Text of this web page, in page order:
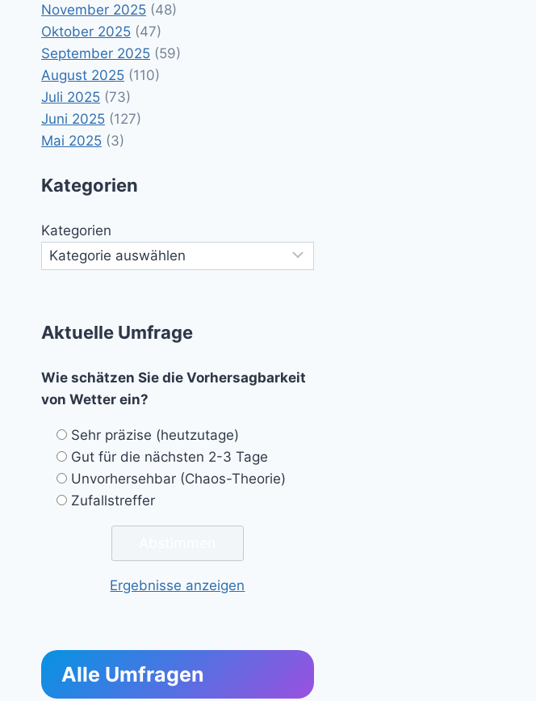
November 2025 (48)
Oktober 2025 (47)
September 2025 (59)
August 2025 (110)
Juli 2025 (73)
Juni 2025 (127)
Mai 2025 (3)
Kategorien
Kategorien
Aktuelle Umfrage
Wie schätzen Sie die Vorhersagbarkeit
von Wetter ein?
Sehr präzise (heutzutage)
Gut für die nächsten 2-3 Tage
Unvorhersehbar (Chaos-Theorie)
Zufallstreffer
Ergebnisse anzeigen
Alle Umfragen